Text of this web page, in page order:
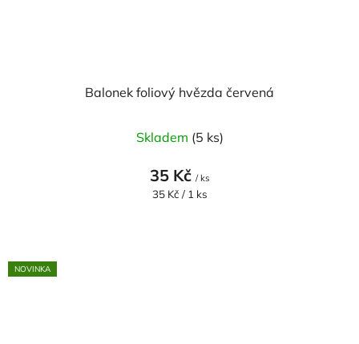
Balonek foliový hvězda červená
Skladem (5 ks)
35 Kč / ks
Měrná
35 Kč / 1 ks
NOVINKA